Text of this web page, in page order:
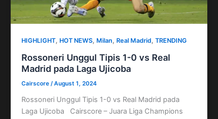
HIGHLIGHT, HOT NEWS, Milan, Real Madrid,TRENDING
Rossoneri Unggul Tipis 1-0 vs Real
Madrid pada Laga Ujicoba
Cairscore/August 1, 2024
Rossoneri Unggul Tipis 1-0 vs Real Madrid pada
Laga Ujicoba Cairscore – Juara Liga Champions